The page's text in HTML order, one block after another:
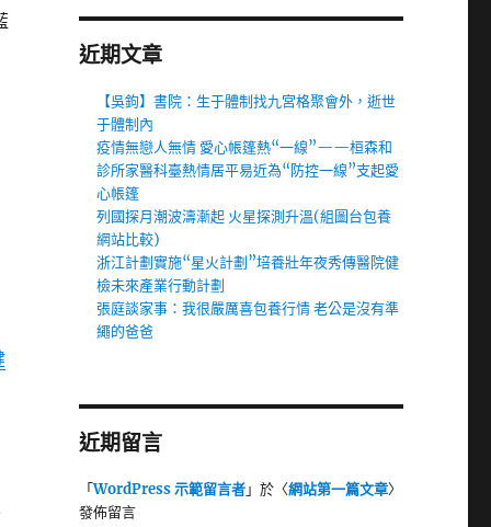
近期文章
【吳鉤】書院：生于體制找九宮格聚會外，逝世
于體制內
疫情無戀人無情 愛心帳篷熱“一線”——桓森和
診所家醫科臺熱情居平易近為“防控一線”支起愛
心帳篷
列國探月潮波濤漸起 火星探測升溫(組圖台包養
網站比較)
浙江計劃實施“星火計劃”培養壯年夜秀傳醫院健
檢未來產業行動計劃
張庭談家事：我很嚴厲喜包養行情 老公是沒有準
繩的爸爸
近期留言
「WordPress 示範留言者」於〈網站第一篇文章〉
發佈留言